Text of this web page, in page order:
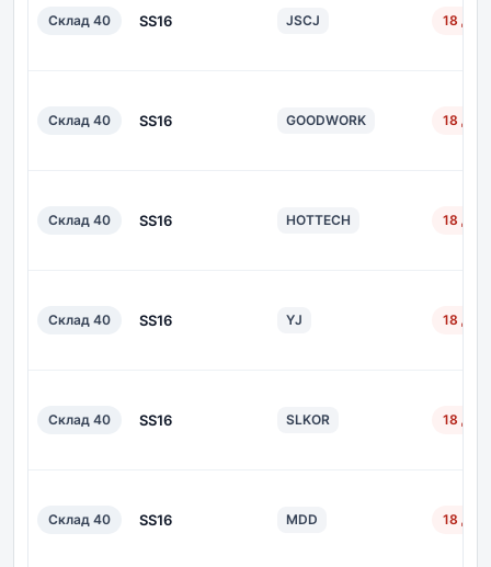
Склад 40 SS16 JSCJ 18 дн.
Склад 40 SS16 GOODWORK 18 дн.
Склад 40 SS16 HOTTECH 18 дн.
Склад 40 SS16 YJ 18 дн.
Склад 40 SS16 SLKOR 18 дн.
Склад 40 SS16 MDD 18 дн.